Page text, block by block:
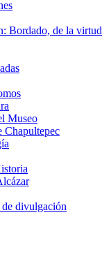
Bordado, de la virtud
Museo
Chapultepec
divulgación